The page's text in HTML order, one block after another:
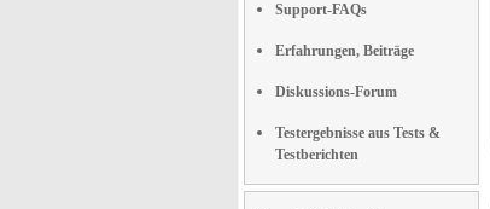
Support-FAQs
Erfahrungen, Beiträge
Diskussions-Forum
Testergebnisse aus Tests &
Testberichten